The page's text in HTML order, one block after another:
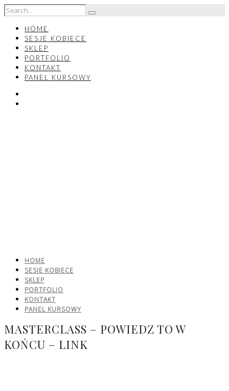
HOME
SESJE KOBIECE
SKLEP
PORTFOLIO
KONTAKT
PANEL KURSOWY
HOME
SESJE KOBIECE
SKLEP
PORTFOLIO
KONTAKT
PANEL KURSOWY
MASTERCLASS – POWIEDZ TO W
KOŃCU – LINK